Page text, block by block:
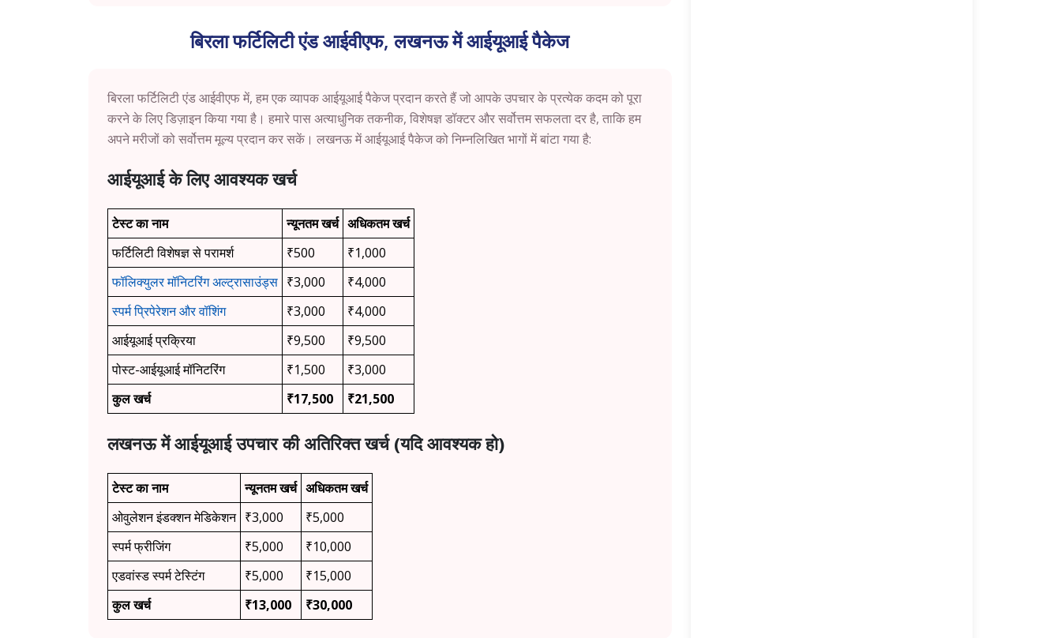
बिरला फर्टिलिटी एंड आईवीएफ, लखनऊ में आईयूआई पैकेज
बिरला फर्टिलिटी एंड आईवीएफ में, हम एक व्यापक आईयूआई पैकेज प्रदान करते हैं जो आपके उपचार के प्रत्येक कदम को पूरा
करने के लिए डिज़ाइन किया गया है। हमारे पास अत्याधुनिक तकनीक, विशेषज्ञ डॉक्टर और सर्वोत्तम सफलता दर है, ताकि हम
अपने मरीजों को सर्वोत्तम मूल्य प्रदान कर सकें। लखनऊमें आईयूआई पैकेज को निम्नलिखित भागों में बांटा गया है:
आईयूआई के लिए आवश्यक खर्च
टेस्ट का नाम न्यूनतम खर्च अधिकतम खर्च
फर्टिलिटी विशेषज्ञ से परामर्श
₹500
₹1,000
फॉलिक्युलर मॉनिटरिंग अल्ट्रासाउंड्स ₹3,000
₹4,000
स्पर्म प्रिपेरेशन और वॉशिंग
₹3,000
₹4,000
आईयूआई प्रक्रिया
₹9,500
₹9,500
पोस्ट-आईयूआई मॉनिटरिंग
₹1,500
₹3,000
कुल खर्च
₹17,500 ₹21,500
लखनऊमें आईयूआई उपचार की अतिरिक्त खर्च (यदि आवश्यक हो)
टेस्ट का नाम न्यूनतम खर्च अधिकतम खर्च
ओवुलेशन इंडक्शन मेडिकेशन ₹3,000
₹5,000
स्पर्म फ्रीजिंग
₹5,000
₹10,000
एडवांस्ड स्पर्म टेस्टिंग
₹5,000
₹15,000
कुल खर्च
₹13,000 ₹30,000